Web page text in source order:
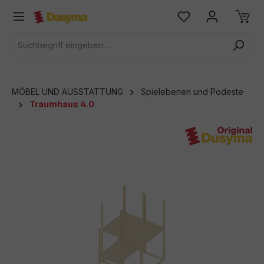
springen
MÖBEL UND AUSSTATTUNG
Spielebenen und Podeste
Traumhaus 4.0